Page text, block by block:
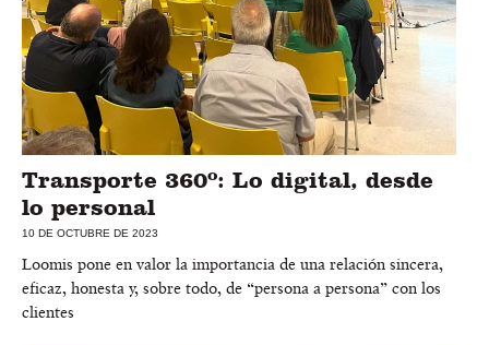
Transporte 360º: Lo digital, desde
lo personal
10 DE OCTUBRE DE 2023
Loomis pone en valor la importancia de una relación sincera,
eficaz, honesta y, sobre todo, de “persona a persona” con los
clientes